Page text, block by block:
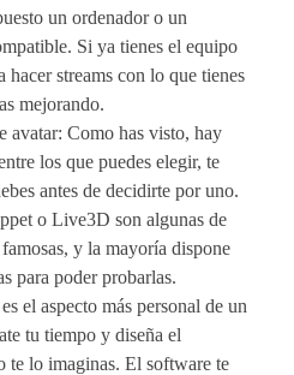
un ordenador o un
Si ya tienes el equipo
hacer streams con lo que tienes
mejorando.
avatar: Como has visto, hay
los que puedes elegir, te
antes de decidirte por uno.
o Live3D son algunas de
y la mayoría dispone
para poder probarlas.
el aspecto más personal de un
tu tiempo y diseña el
te lo imaginas. El software te